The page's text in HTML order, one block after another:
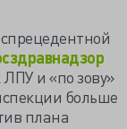
и «по зову»
больше
плана